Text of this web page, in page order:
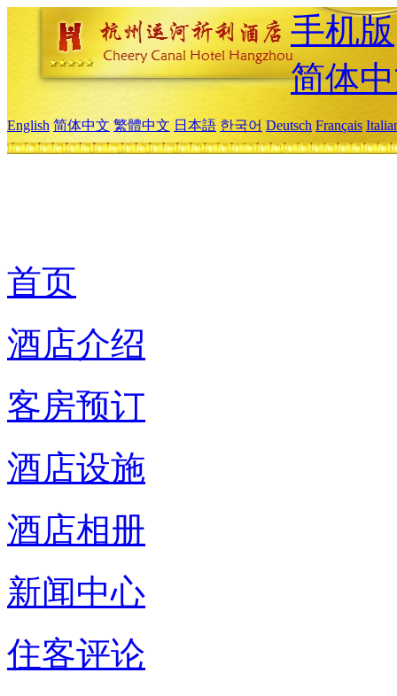
手机版
简体
English 简体中文 繁體中文 日本語 한국어 Deutsch Français
首页
酒店介绍
客房预订
酒店设施
酒店相册
新闻中心
住客评论